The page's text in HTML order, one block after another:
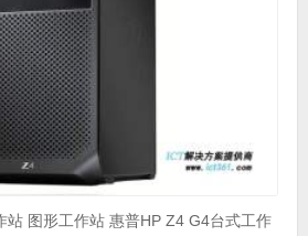
站 图形工作站 惠普HP Z4 G4台式工作